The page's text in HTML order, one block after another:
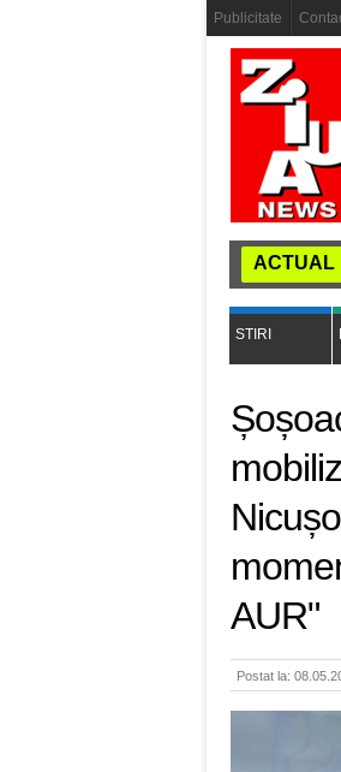
Publicitate
ACTUAL
DE TAINĂ LA VIENA: FOȘTI
STIRI
AUR"
Postat la: